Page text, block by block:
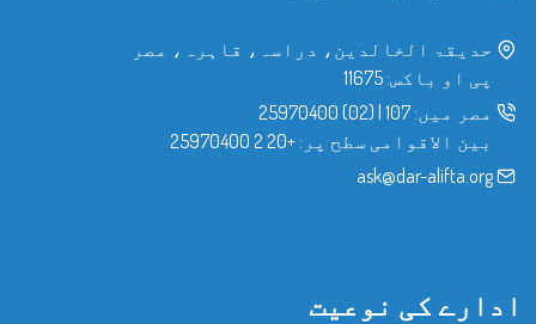
حدیقۃ الخالدین، دراسہ، قاہرہ، مصر
پی او باکس: 11675
مصر میں: 107
|
(02) 25970400
بین الاقوامی سطح پر: +20 2 25970400
ask@dar-alifta.org
ادارے کی نوعیت